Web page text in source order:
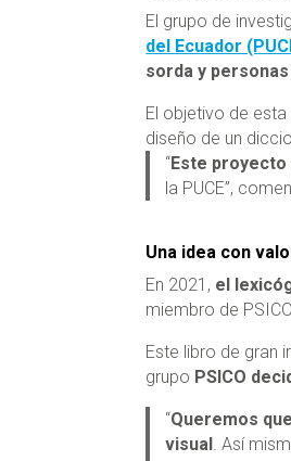
El grupo de
del Ecuador
sorda y
El objetivo de
diseño de un
“Este
la PUCE”,
Una idea con
En 2021, el
miembro de
Este libro de gran
grupo PSICO
“Queremos
visual . Así